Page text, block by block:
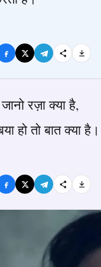
रज़ा क्या है,
हो तो बात क्या है।